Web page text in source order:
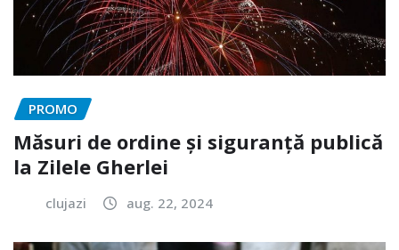
PROMO
Măsuri de ordine și siguranță publică
la Zilele Gherlei
clujazi aug. 22, 2024